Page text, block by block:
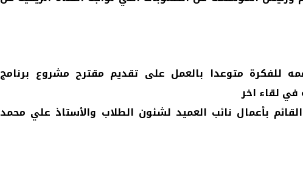
للفكرة متوعدا بالعمل على تقديم مقترح مشروع برنامج
لقاء اخر
بأعمال نائب العميد لشئون الطلاب والأستاذ علي محمد